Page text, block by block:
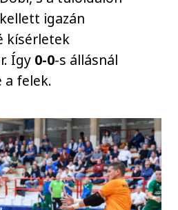
igazán
kísérletek
Így 0-0-s állásnál
a felek.